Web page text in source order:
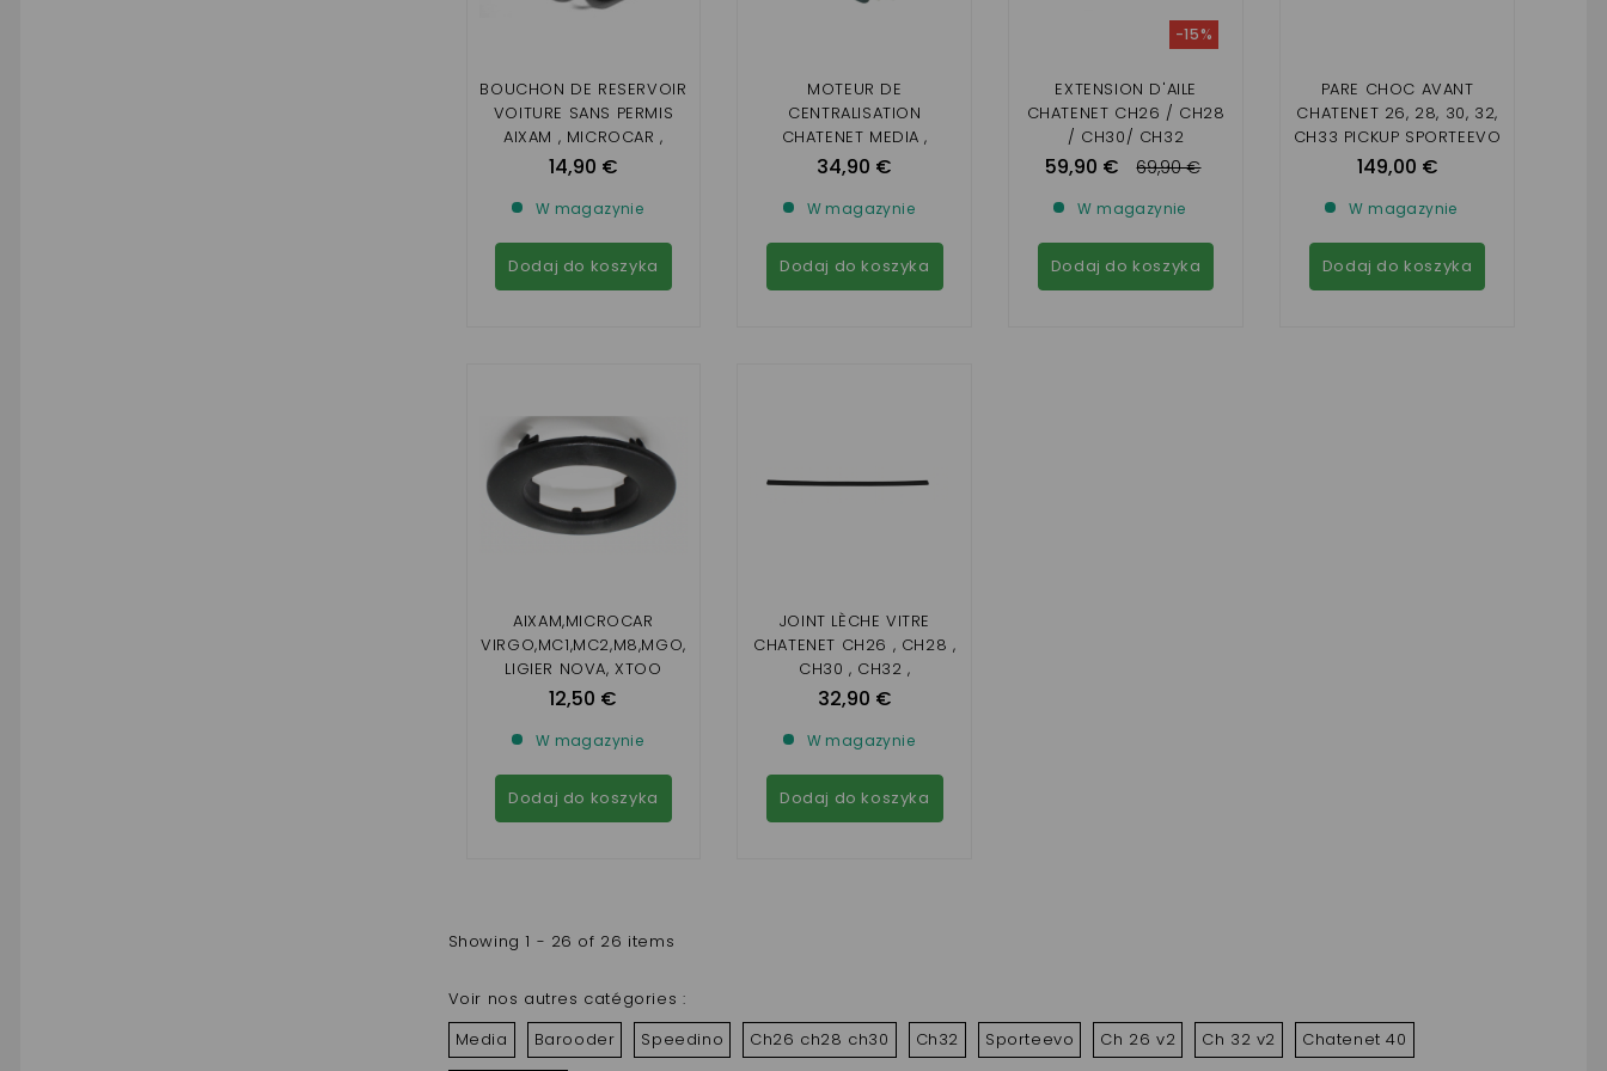
BOUCHON DE RESERVOIR
VOITURE SANS PERMIS
AIXAM , MICROCAR ,
LIGIER , CHATENET , JDM (
14,90 €
W magazynie
Dodaj do koszyka
MOTEUR DE
CENTRALISATION
CHATENET MEDIA ,
BAROODER, CH26, CH28,
34,90 €
W magazynie
Dodaj do koszyka
EXTENSION D'AILE
CHATENET CH26 / CH28
/ CH30/ CH32
59,90 €
-15%
69,90 €
W magazynie
Dodaj do koszyka
PARE CHOC AVANT
CHATENET 26, 28, 30, 32,
CH33 PICKUP SPORTEEVO
( CARBONNE)
149,00 €
W magazynie
Dodaj do koszyka
AIXAM,MICROCAR
VIRGO,MC1,MC2,M8,MGO,
LIGIER NOVA, XTOO
R/S/RS,IX0, JS50,
2, JDM , BELLIER B8
12,50 €
W magazynie
Dodaj do koszyka
JOINT LÈCHE VITRE
CHATENET CH26 , CH28 ,
CH30 , CH32 ,
SPORTEEVO
32,90 €
W magazynie
Dodaj do koszyka
Showing 1 - 26 of 26 items
Voir nos autres catégories :
Media
Barooder Speedino Ch26 ch28 ch30 Ch32 Sporteevo Ch 26 v2 Ch 32 v2 Chatenet 40